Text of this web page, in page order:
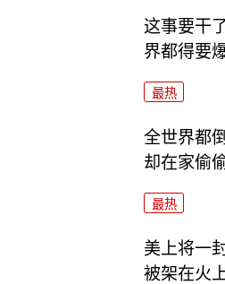
这事要干
界都得要
最热
全世界都
却在家偷
最热
美上将一
被架在火